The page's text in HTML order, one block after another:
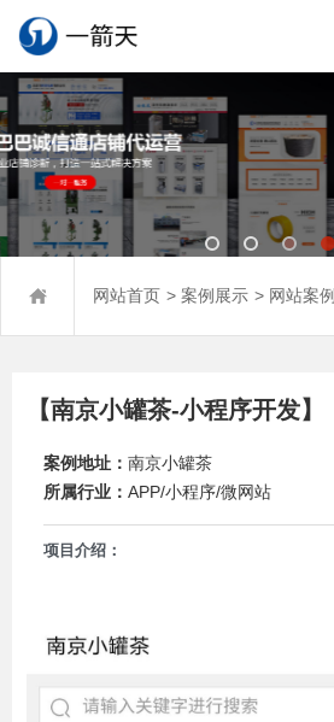
网站首页 > 案例展示 > 网站案例
【南京小罐茶-小程序开发】
案例地址： 南京小罐茶
所属行业： APP/小程序/微网站
项目介绍：